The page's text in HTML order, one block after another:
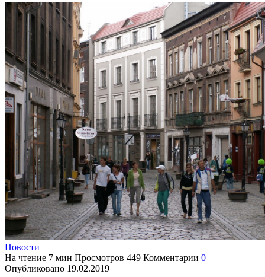
Новости
На чтение 7 мин Просмотров 449 Комментарии 0
Опубликовано 19.02.2019